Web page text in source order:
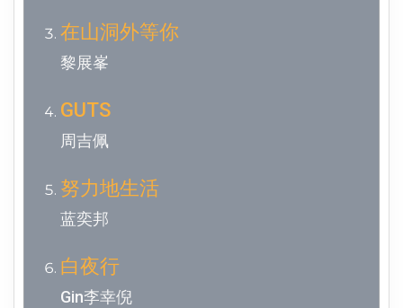
在山洞外等你
黎展峯
GUTS
周吉佩
努力地生活
蓝奕邦
白夜行
Gin李幸倪